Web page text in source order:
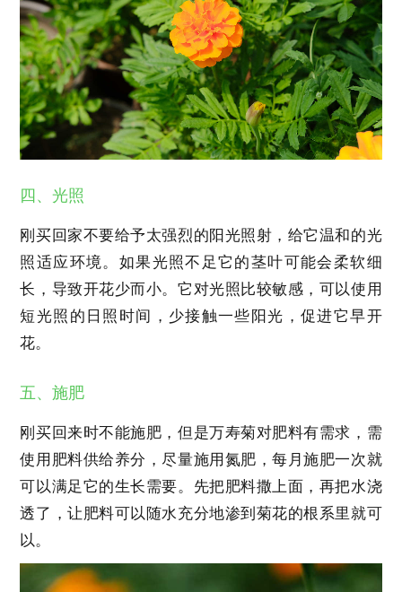
四、光照
刚买回家不要给予太强烈的阳光照射，给它温和的光
照适应环境。如果光照不足它的茎叶可能会柔软细
长，导致开花少而小。它对光照比较敏感，可以使用
短光照的日照时间，少接触一些阳光，促进它早开
花。
五、施肥
刚买回来时不能施肥，但是万寿菊对肥料有需求，需
使用肥料供给养分，尽量施用氮肥，每月施肥一次就
可以满足它的生长需要。先把肥料撒上面，再把水浇
透了，让肥料可以随水充分地渗到菊花的根系里就可
以。